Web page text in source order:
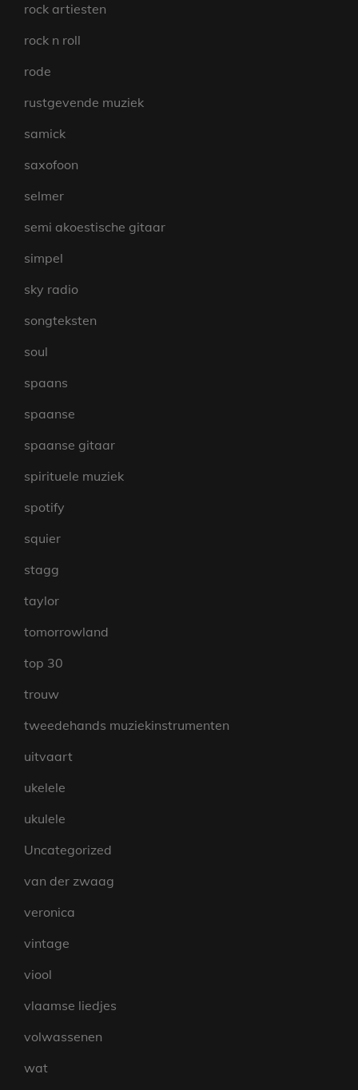
rock artiesten
rock n roll
rode
rustgevende muziek
samick
saxofoon
selmer
semi akoestische gitaar
simpel
sky radio
songteksten
soul
spaans
spaanse
spaanse gitaar
spirituele muziek
spotify
squier
stagg
taylor
tomorrowland
top 30
trouw
tweedehands muziekinstrumenten
uitvaart
ukelele
ukulele
Uncategorized
van der zwaag
veronica
vintage
viool
vlaamse liedjes
volwassenen
wat